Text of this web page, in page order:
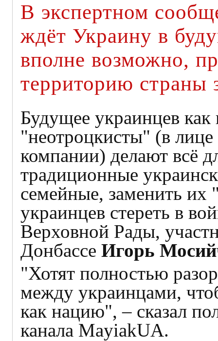
В экспертном
ждёт Украину в
вполне возможно,
территорию страны
Будущее украинцев
"неотроцкисты" (в лице
компании) делают всё
традиционные
семейные, заменить
украинцев стереть в
Верховной Рады,
Донбассе Игорь
"Хотят полностью
между украинцами,
как нацию", – сказал
канала MayiakUA.